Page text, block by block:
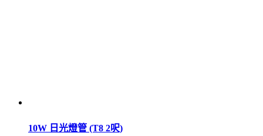
10W 日光燈管 (T8 2呎)